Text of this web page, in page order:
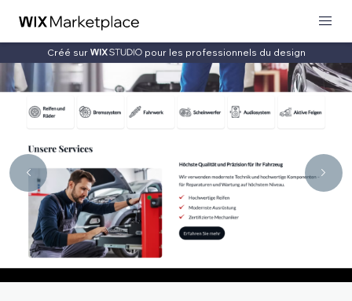
Créé sur pour les professionnels du design